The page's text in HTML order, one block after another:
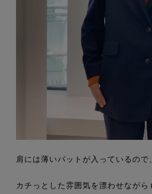
肩には薄いパットが入っているので、
カチっとした雰囲気を漂わせながら